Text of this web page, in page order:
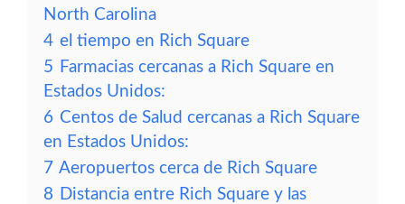
North Carolina
4 el tiempo en Rich Square
5 Farmacias cercanas a Rich Square en
Estados Unidos:
6 Centos de Salud cercanas a Rich Square
en Estados Unidos:
7 Aeropuertos cerca de Rich Square
8 Distancia entre Rich Square y las